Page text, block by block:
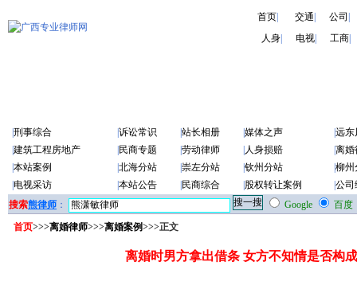
首页| 交通 公司
人身
电视 工商
刑事综合 诉讼常识 站长相册 媒体之声
远东
建筑工程房地产 民商专题 劳动律师 人身损赔
离婚
本站案例 北海分站 崇左分站 钦州分站
柳州
电视采访 本站公告 民商综合 股权转让案例
公司
搜索熊律师 ： Google
百度
首页>>>离婚律师>>>离婚案例>>>正文
离婚时男方拿出借条 女方不知情是否构